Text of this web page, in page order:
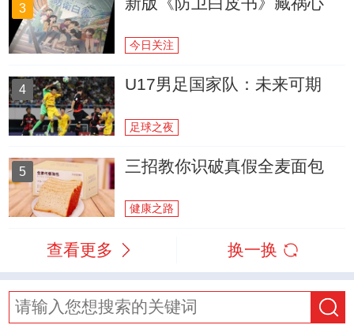
3
今日关注
4 U17男足国家队：未来可期
足球之夜
5 三招教你识破真假全麦面包
健康之路
查看更多 换一换